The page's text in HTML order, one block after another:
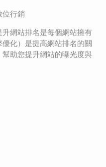
位行銷
網站排名是每個網站擁有
化）是提高網站排名的關
助您提升網站的曝光度與